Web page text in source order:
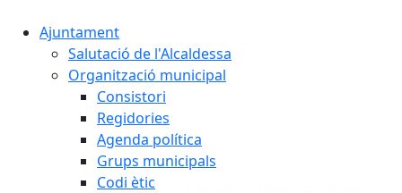
Ajuntament
Salutació de l'Alcaldessa
Organització municipal
Consistori
Regidories
Agenda política
Grups municipals
Codi ètic